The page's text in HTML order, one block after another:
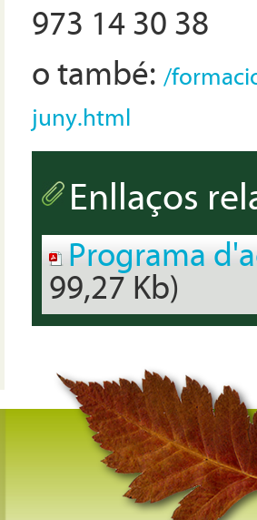
973 14 30 38
o també: /
juny.html
Enllaços
Programa
99,27 Kb)